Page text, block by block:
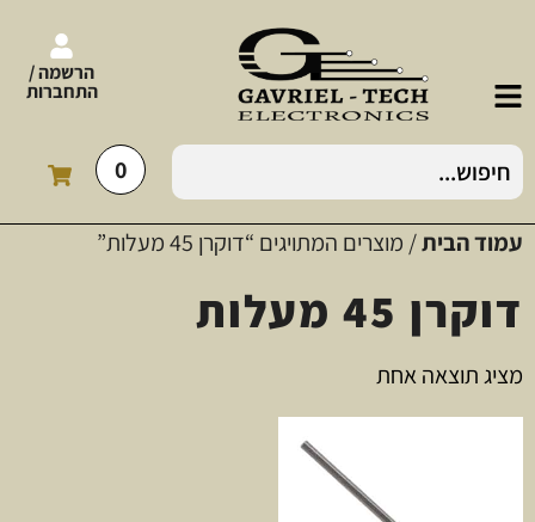
הרשמה /
התחברות
0
עמוד הבית/ מוצרים המתויגים “דוקרן 45 מעלות”
דוקרן 45 מעלות
מציג תוצאה אחת